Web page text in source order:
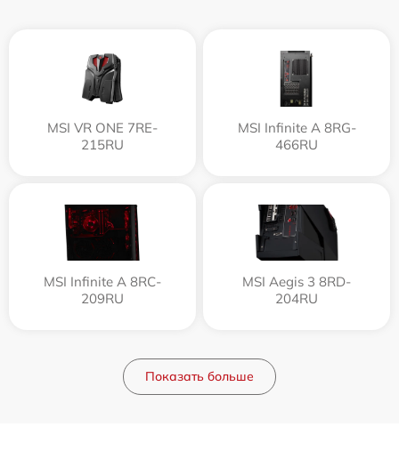
MSI VR ONE 7RE-
215RU
MSI Infinite A 8RG-
466RU
MSI Infinite A 8RC-
209RU
MSI Aegis 3 8RD-
204RU
Показать больше